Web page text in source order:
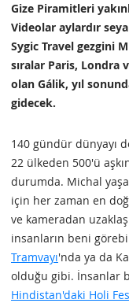
Gize Piramitleri
Videolar aylardır
Sygic Travel gezgini
sıralar Paris, Londra
olan Gálik, yıl
gidecek.
140 gündür dünyayı
22 ülkeden 500'ü
durumda. Michal
için her zaman en
ve kameradan
insanların beni
Tramvayı'nda ya da
olduğu gibi. İnsanlar
Hindistan'daki Holi